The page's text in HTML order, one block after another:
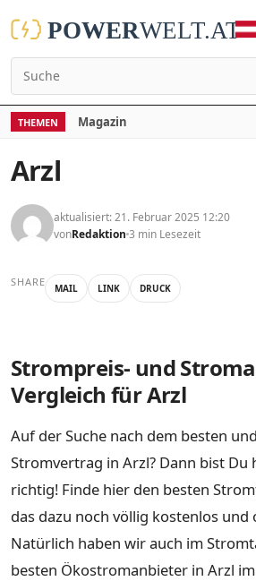
THEMEN Magazin
Arzl
aktualisiert: 21. Februar 2025 12:20
vonRedaktion 3 min Lesezeit
SHARE MAIL LINK DRUCK
Strompreis- und
Vergleich für Arzl
Auf der Suche nach dem besten
Stromvertrag in Arzl? Dann bist Du
richtig! Finde hier den besten
das dazu noch völlig kostenlos und
Natürlich haben wir auch im
besten Ökostromanbieter in Arzl